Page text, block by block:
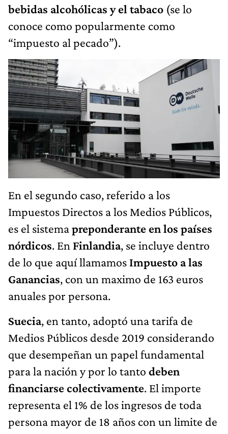
bebidas alcohólicas y el tabaco (se lo
conoce como popularmente como
“impuesto al pecado”).
En el segundo caso, referido a los
Impuestos Directos a los Medios Públicos,
es el sistemapreponderante en los países
nórdicos. En Finlandia, se incluye dentro
de lo que aquí llamamos Impuesto a las
Ganancias, con un maximo de 163 euros
anuales por persona.
Suecia, en tanto, adoptó una tarifa de
Medios Públicos desde 2019 considerando
que desempeñan un papel fundamental
para la nación y por lo tanto deben
financiarse colectivamente. El importe
representa el 1% de los ingresos de toda
persona mayor de 18 años con un limite de